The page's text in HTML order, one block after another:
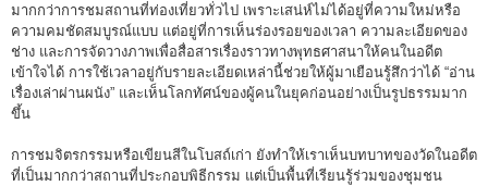
มากกว่าการชมสถานที่ท่องเที่ยวทั่วไป เพราะเสน่ห์ไม่ได้อยู่ที่ความใหม่หรือ
ความคมชัดสมบูรณ์แบบ แต่อยู่ที่การเห็นร่องรอยของเวลา ความละเอียดของ
ช่าง และการจัดวางภาพเพื่อสื่อสารเรื่องราวทางพุทธศาสนาให้คนในอดีต
เข้าใจได้ การใช้เวลาอยู่กับรายละเอียดเหล่านี้ช่วยให้ผู้มาเยือนรู้สึกว่าได้ “อ่าน
เรื่องเล่าผ่านผนัง” และเห็นโลกทัศน์ของผู้คนในยุคก่อนอย่างเป็นรูปธรรมมาก
ขึ้น
การชมจิตรกรรมหรือเขียนสีในโบสถ์เก่า ยังทำให้เราเห็นบทบาทของวัดในอดีต
ที่เป็นมากกว่าสถานที่ประกอบพิธีกรรม แต่เป็นพื้นที่เรียนรู้ร่วมของชุมชน